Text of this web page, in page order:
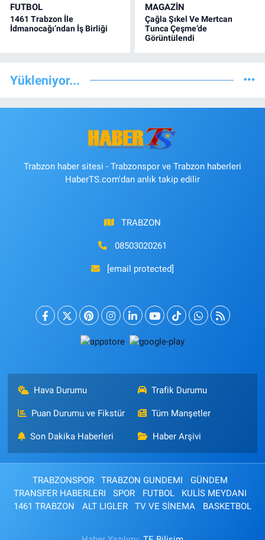
FUTBOL
1461 Trabzon İle
İdmanocağı’ndan İş Birliği
MAGAZİN
Çağla Şıkel Ve Mertcan
Tunca Çeşme’de
Görüntülendi
Yükleniyor...
Trabzon haber sitesi - Trabzonspor ve Trabzon haberleri
HaberTS.com'dan anlık takip edilir
TRABZON
08503020261
[email protected]
Hava Durumu Trafik Durumu
Puan Durumu ve Fikstür Tüm Manşetler
Son Dakika Haberleri Haber Arşivi
TRABZONSPOR TRABZON GUNDEMI
GÜNDEM
TRANSFER HABERLERI
SPOR FUTBOL
KULİS MEYDANI
1461 TRABZON
ALT LIGLER TV VE SİNEMA BASKETBOL